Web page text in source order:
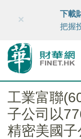
財華智庫網
×
下載
把握
工業富聯
子公司以
精密美國子